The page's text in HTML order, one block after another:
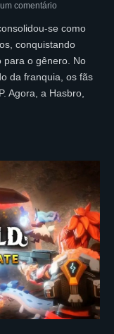
comentário
se como
conquistando
para o gênero. No
da franquia, os fãs
Agora, a Hasbro,